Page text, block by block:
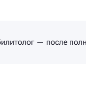
— после